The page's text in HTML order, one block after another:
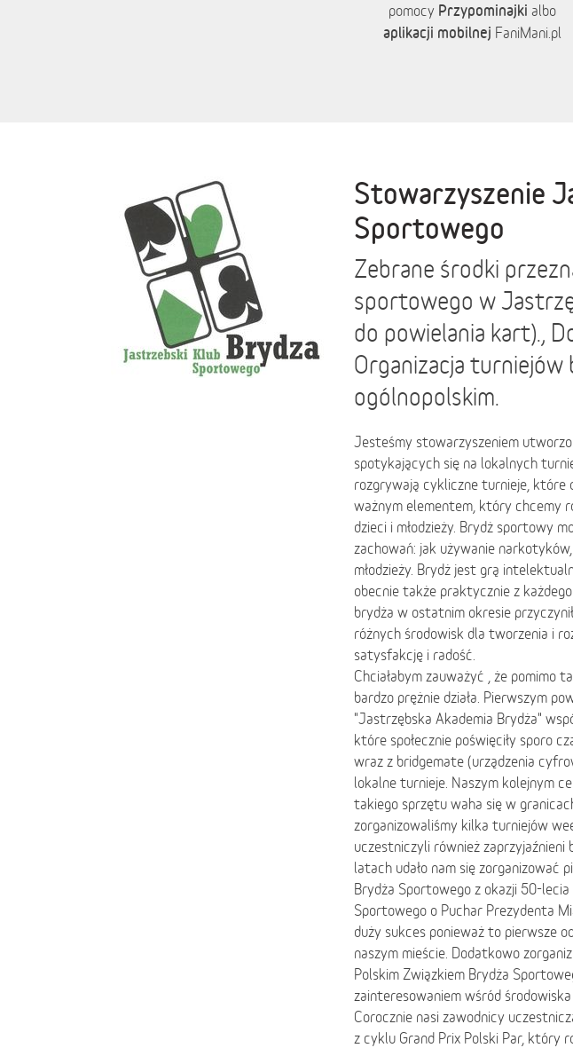
pomocy Przypominajki albo
aplikacji mobilnej FaniMani.pl
Stowarzyszenie
Sportowego
Zebrane środki
sportowego w
do powielania kart).,
Organizacja
ogólnopolskim.
Jesteśmy stowarzyszeniem
spotykających się na lokalnych
rozgrywają cykliczne turnieje, które
ważnym elementem, który chcemy
dzieci i młodzieży. Brydż sportowy
zachowań: jak używanie
młodzieży. Brydż jest grą
obecnie także praktycznie z
brydża w ostatnim okresie
różnych środowisk dla tworzenia i
satysfakcję i radość.
Chciałabym zauważyć , że pomimo
bardzo prężnie działa. Pierwszym
"Jastrzębska Akademia Brydża"
które społecznie poświęciły sporo
wraz z bridgemate (urządzenia
lokalne turnieje. Naszym kolejnym
takiego sprzętu waha się w
zorganizowaliśmy kilka turniejów
uczestniczyli również zaprzyjaźnieni
latach udało nam się zorganizować
Brydża Sportowego z okazji 50-
Sportowego o Puchar Prezydenta
duży sukces ponieważ to pierwsze
naszym mieście. Dodatkowo
Polskim Związkiem Brydża
zainteresowaniem wśród
Corocznie nasi zawodnicy
z cyklu Grand Prix Polski Par, który